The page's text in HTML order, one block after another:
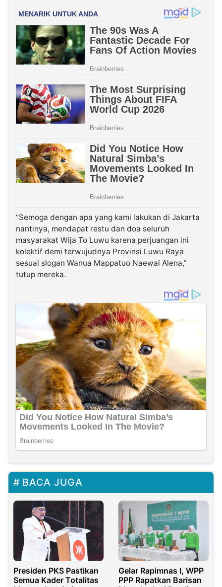
“Semoga dengan apa yang kami lakukan di Jakarta
nantinya, mendapat restu dan doa seluruh
masyarakat Wija To Luwu karena perjuangan ini
kolektif demi terwujudnya Provinsi Luwu Raya
sesuai slogan Wanua Mappatuo Naewai Alena,”
tutup mereka.
BACA JUGA
Presiden PKS Pastikan
Semua Kader Totalitas
Gelar Rapimnas I, WPP
PPP Rapatkan Barisan